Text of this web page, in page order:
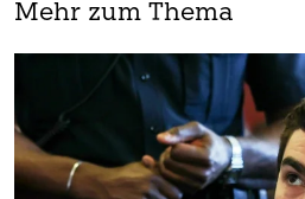
Mehr zum Thema